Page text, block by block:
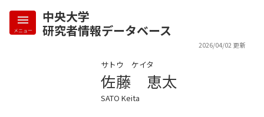
中央大学
研究者情報データベース
メニュー
2026/04/02 更新
サトウ ケイタ
佐藤 恵太
SATO Keita